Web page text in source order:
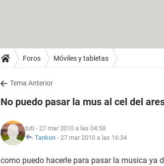
Foros Móviles y tabletas
Tema Anterior
No puedo pasar la mus al cel del
tuti - 27 mar 2010 a las 04:58
Tankon - 27 mar 2010 a las 16:34
como puedo hacerle para pasar la musica ya